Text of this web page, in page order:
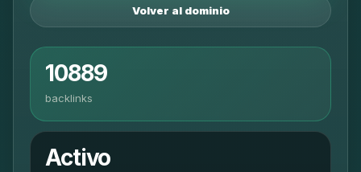
Volver al dominio
10889
backlinks
Activo